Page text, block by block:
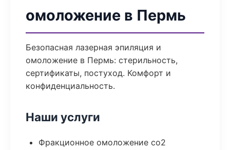
омоложение в Пермь
Безопасная лазерная эпиляция и
омоложение в Пермь: стерильность,
сертификаты, постуход. Комфорт и
конфиденциальность.
Наши услуги
Фракционное омоложение co2